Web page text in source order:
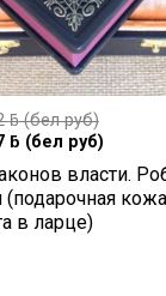
ƃ(бел руб)
ƃ (бел руб)
власти.
(подарочная
в ларце)